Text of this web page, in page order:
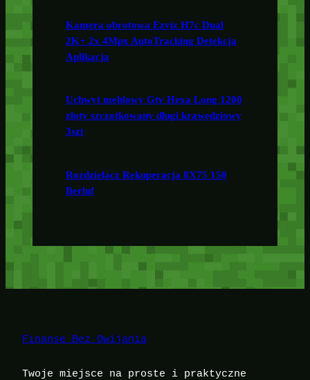
Kamera obrotowa Ezviz H7c Dual
2K+ 2x 4Mpx AutoTracking Detekcja
Aplikacja
Uchwyt meblowy Gtv Hexa Long 1200
złoty szczotkowany długi krawędziowy
3szt
Rozdzielacz Rekuperacja 8X75 150
Berluf
Finanse Bez Owijania
Twoje miejsce na proste i praktyczne